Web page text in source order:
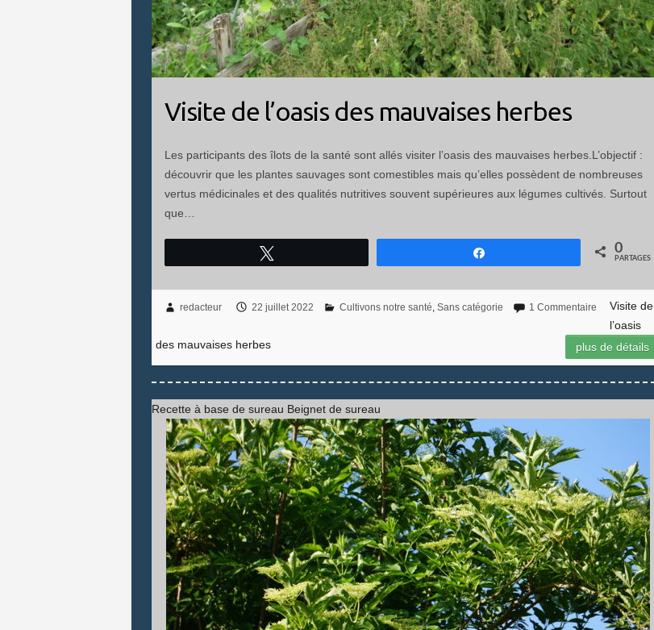
Visite de l’oasis des mauvaises herbes
Les participants des îlots de la santé sont allés visiter l’oasis des mauvaises herbes.L’objectif :
découvrir que les plantes sauvages sont comestibles mais qu’elles possèdent de nombreuses
vertus médicinales et des qualités nutritives souvent supérieures aux légumes cultivés. Surtout
que…
0
PARTAGES
redacteur 22 juillet 2022 Cultivons notre santé, Sans catégorie 1 Commentaire
Visite de
l’oasis
des mauvaises herbes
plus de détails
Recette à base de sureau Beignet de sureau